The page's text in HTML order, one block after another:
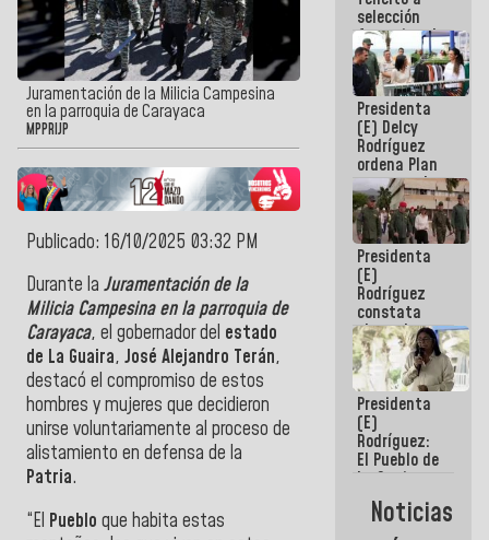
Juramentación de la Milicia Campesina
en la parroquia de Carayaca
MPPRIJP
Publicado: 16/10/2025 03:32 PM
Durante la Juramentación de la
Milicia Campesina en la parroquia de
Carayaca, el gobernador del estado
de La Guaira, José Alejandro Terán,
destacó el compromiso de estos
hombres y mujeres que decidieron
unirse voluntariamente al proceso de
alistamiento en defensa de la
Patria.
“El Pueblo que habita estas
selección
femenina de
baloncesto
por su
clasificación
a la
AmeriCup
2027
Presidenta
(E) Delcy
Rodríguez
ordena Plan
maestro de
desarrollo
logístico y
turístico
para La
Guaira
Presidenta
(E)
Rodríguez
constata
obras de
rehabilitación
de Escuela
Militar de
Mamo en La
Guaira
Presidenta
(E)
Rodríguez:
El Pueblo de
La Guaira
siempre
estará
acompañada
Noticias